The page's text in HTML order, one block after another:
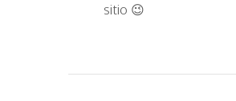
sitio 😉